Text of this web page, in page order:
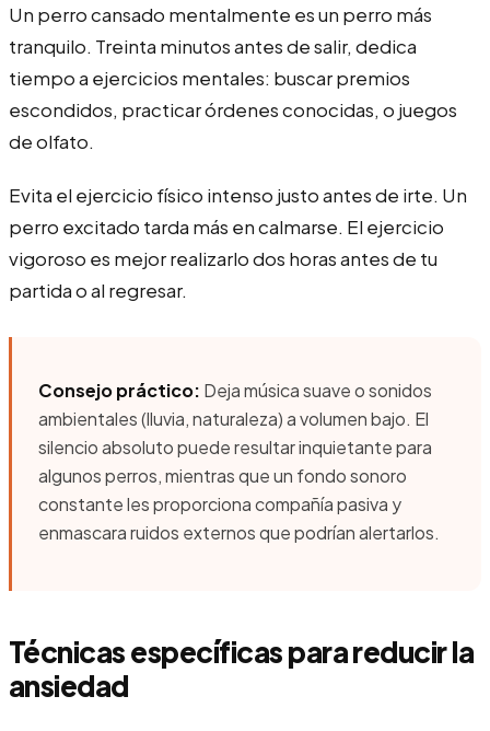
Un perro cansado mentalmente es un perro más
tranquilo. Treinta minutos antes de salir, dedica
tiempo a ejercicios mentales: buscar premios
escondidos, practicar órdenes conocidas, o juegos
de olfato.
Evita el ejercicio físico intenso justo antes de irte. Un
perro excitado tarda más en calmarse. El ejercicio
vigoroso es mejor realizarlo dos horas antes de tu
partida o al regresar.
Consejo práctico: Deja música suave o sonidos
ambientales (lluvia, naturaleza) a volumen bajo. El
silencio absoluto puede resultar inquietante para
algunos perros, mientras que un fondo sonoro
constante les proporciona compañía pasiva y
enmascara ruidos externos que podrían alertarlos.
Técnicas específicas para reducir la
ansiedad